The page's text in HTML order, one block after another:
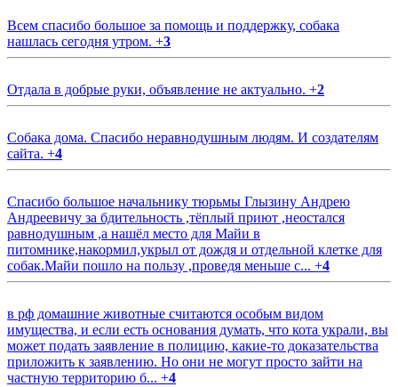
Всем спасибо большое за помощь и поддержку, собака
нашлась сегодня утром. +3
Отдала в добрые руки, объявление не актуально. +2
Собака дома. Спасибо неравнодушным людям. И создателям
сайта. +4
Спасибо большое начальнику тюрьмы Глызину Андрею
Андреевичу за бдительность ,тёплый приют ,неостался
равнодушным ,а нашёл место для Майи в
питомнике,накормил,укрыл от дождя и отдельной клетке для
собак.Майи пошло на пользу ,проведя меньше с... +4
в рф домашние животные считаются особым видом
имущества, и если есть основания думать, что кота украли, вы
может подать заявление в полицию, какие-то доказательства
приложить к заявлению. Но они не могут просто зайти на
частную территорию б... +4